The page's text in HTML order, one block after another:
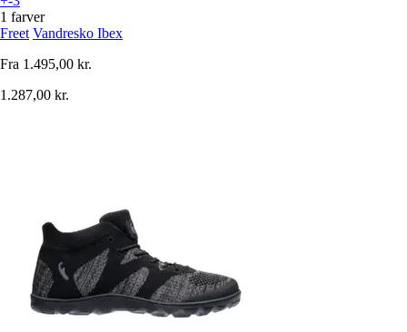
1 farver
Freet Vandresko Ibex
Fra 1.495,00 kr.
1.287,00 kr.